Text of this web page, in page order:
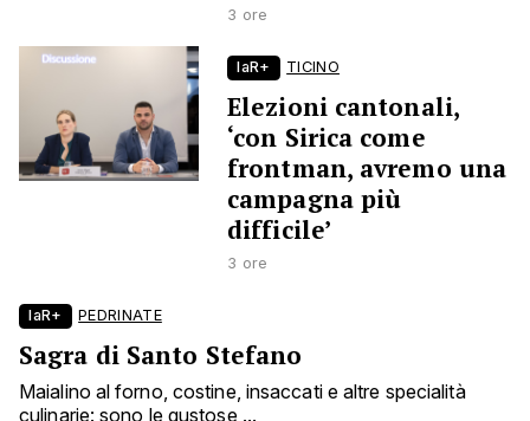
3 ore
laR+ TICINO
Elezioni cantonali,
‘con Sirica come
frontman, avremo una
campagna più
difficile’
3 ore
laR+ PEDRINATE
Sagra di Santo Stefano
Maialino al forno, costine, insaccati e altre specialità
culinarie: sono le gustose ...